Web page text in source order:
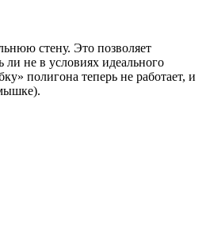
стену. Это позволяет
не в условиях идеального
полигона теперь не работает, и